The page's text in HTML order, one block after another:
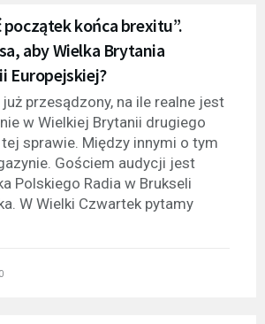
początek końca brexitu”.
aby Wielka Brytania
Europejskiej?
przesądzony, na ile realne jest
w Wielkiej Brytanii drugiego
sprawie. Między innymi o tym
Gościem audycji jest
Polskiego Radia w Brukseli
W Wielki Czwartek pytamy